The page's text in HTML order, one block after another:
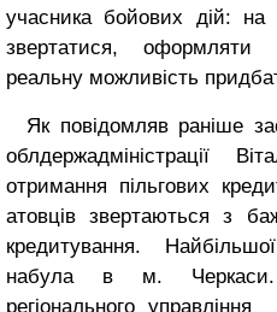
учасника бойових дій: на
звертатися, оформляти
реальну можливість
Як повідомляв раніше
облдержадміністрації
отримання пільгових
атовців звертаються з
кредитування.
набула в м. Черкаси.
регіонального управління